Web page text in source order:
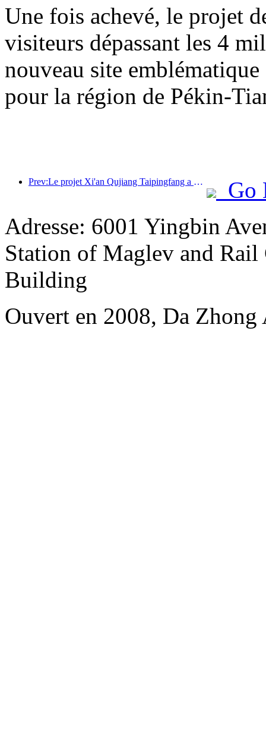
Une fois achevé, le projet
visiteurs dépassant les 4
nouveau site
pour la région de Pékin-
Prev:Le projet Xi'an Qujiang Taipingfang a officiellement débuté sa construction, avec une superficie totale de 137 000 mètres carrés.
Go
Adresse: 6001 Yingbin
Station of Maglev and
Building
Ouvert en 2008, Da